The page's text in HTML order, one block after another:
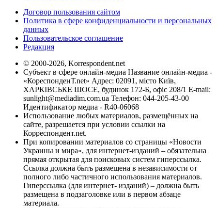
Договор пользования сайтом
Политика в сфере конфиденциальности и персональных
данных
Пользовательское соглашение
Редакция
© 2000-2026, Korrespondent.net
Субъект в сфере онлайн-медиа Название онлайн-медиа -
«КореспонденТ.net» Адрес: 02091, місто Київ,
ХАРКІВСЬКЕ ШОСЕ, будинок 172-Б, офіс 208/1 E-mail:
sunlight@mediadim.com.ua Телефон: 044-205-43-00
Идентификатор медиа - R40-06068
Использование любых материалов, размещённых на
сайте, разрешается при условии ссылки на
Корреспондент.net.
При копировании материалов со страницы «Новости
Украины и мира», для интернет-изданий – обязательна
прямая открытая для поисковых систем гиперссылка.
Ссылка должна быть размещена в независимости от
полного либо частичного использования материалов.
Гиперссылка (для интернет- изданий) – должна быть
размещена в подзаголовке или в первом абзаце
материала.